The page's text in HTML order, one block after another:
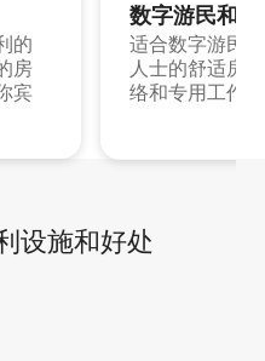
的
房
宾
数字游民和
适合数字游民
人士的舒适房
络和专用工作
设施和好处